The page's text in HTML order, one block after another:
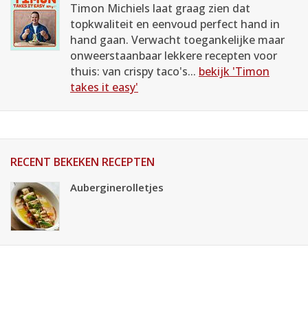
Timon Michiels laat graag zien dat
topkwaliteit en eenvoud perfect hand in
hand gaan. Verwacht toegankelijke maar
onweerstaanbaar lekkere recepten voor
thuis: van crispy taco's... bekijk 'Timon
takes it easy'
RECENT BEKEKEN RECEPTEN
Auberginerolletjes